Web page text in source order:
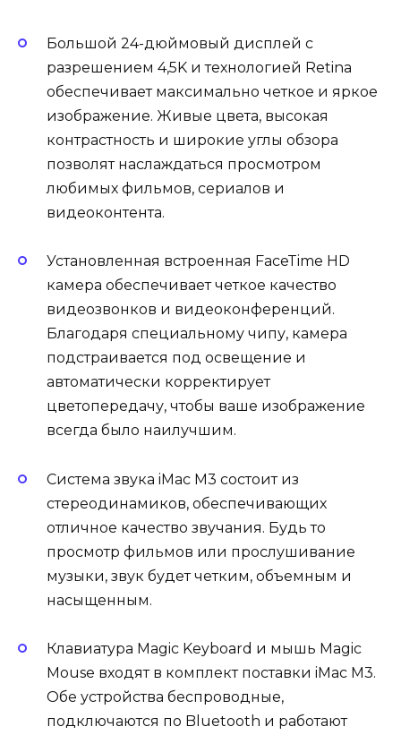
Большой 24-дюймовый дисплей с
разрешением 4,5K и технологией Retina
обеспечивает максимально четкое и яркое
изображение. Живые цвета, высокая
контрастность и широкие углы обзора
позволят наслаждаться просмотром
любимых фильмов, сериалов и
видеоконтента.
Установленная встроенная FaceTime HD
камера обеспечивает четкое качество
видеозвонков и видеоконференций.
Благодаря специальному чипу, камера
подстраивается под освещение и
автоматически корректирует
цветопередачу, чтобы ваше изображение
всегда было наилучшим.
Система звука iMac M3 состоит из
стереодинамиков, обеспечивающих
отличное качество звучания. Будь то
просмотр фильмов или прослушивание
музыки, звук будет четким, объемным и
насыщенным.
Клавиатура Magic Keyboard и мышь Magic
Mouse входят в комплект поставки iMac M3.
Обе устройства беспроводные,
подключаются по Bluetooth и работают